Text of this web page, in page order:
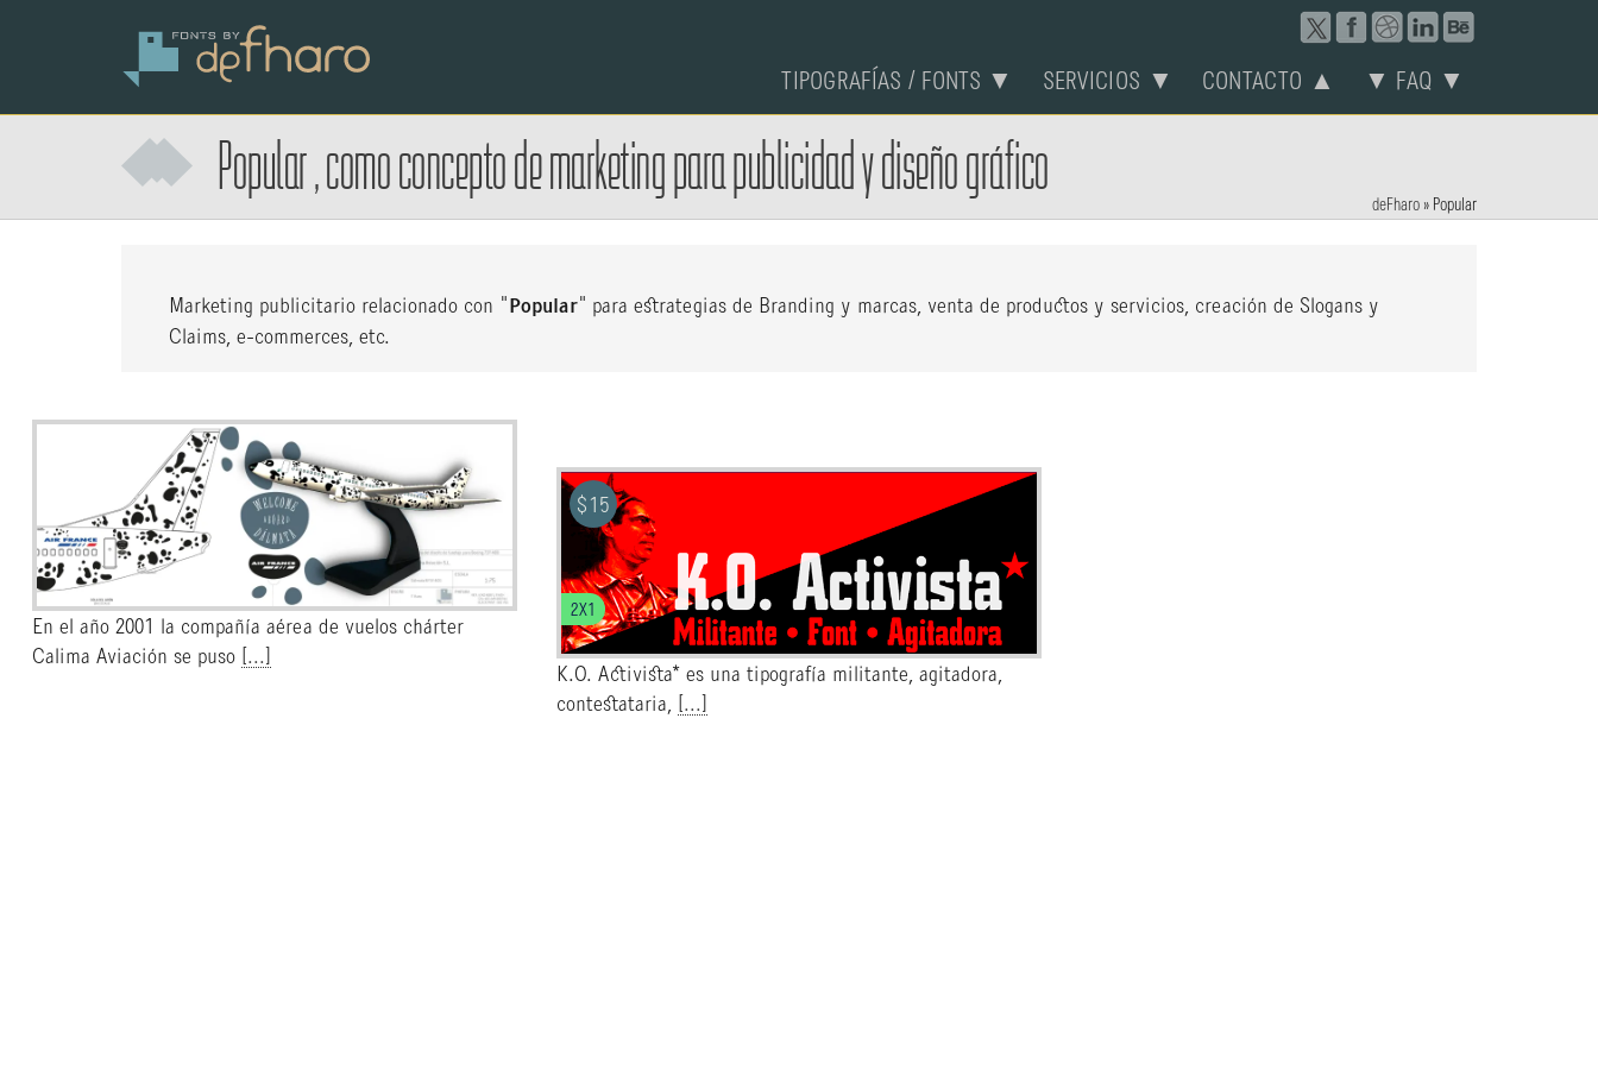
TIPOGRAFÍAS / FONTS ▼ SERVICIOS ▼ CONTACTO ▲ ▼ FAQ ▼
Popular , comoconceptodemarketing para publicidad y diseño gráfico
deFharo » Popular
Marketing publicitario relacionado con "Popular" para estrategias de Branding y marcas, venta de productos y servicios, creación de Slogans y
Claims, e-commerces, etc.
En el año 2001 la compañía aérea de vuelos chárter
Calima Aviación se puso
[...]
$15
2X1
K.O. Activista* es una tipografía militante, agitadora,
contestataria,
[...]